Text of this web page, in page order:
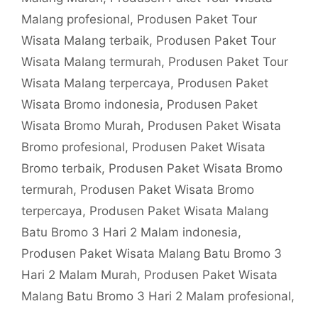
Malang profesional, Produsen Paket Tour
Wisata Malang terbaik, Produsen Paket Tour
Wisata Malang termurah, Produsen Paket Tour
Wisata Malang terpercaya, Produsen Paket
Wisata Bromo indonesia, Produsen Paket
Wisata Bromo Murah, Produsen Paket Wisata
Bromo profesional, Produsen Paket Wisata
Bromo terbaik, Produsen Paket Wisata Bromo
termurah, Produsen Paket Wisata Bromo
terpercaya, Produsen Paket Wisata Malang
Batu Bromo 3 Hari 2 Malam indonesia,
Produsen Paket Wisata Malang Batu Bromo 3
Hari 2 Malam Murah, Produsen Paket Wisata
Malang Batu Bromo 3 Hari 2 Malam profesional,